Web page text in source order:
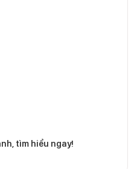
tìm hiểu ngay!